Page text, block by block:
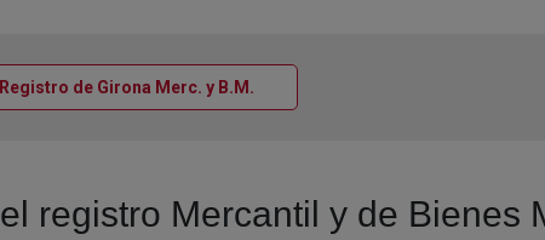
de Girona Merc. y B.M.
registro Mercantil y de Bienes